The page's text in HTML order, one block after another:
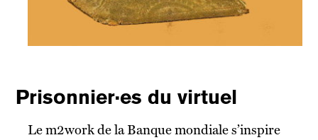
Prisonnier·es du virtuel
Le m2work de la Banque mondiale s’inspire